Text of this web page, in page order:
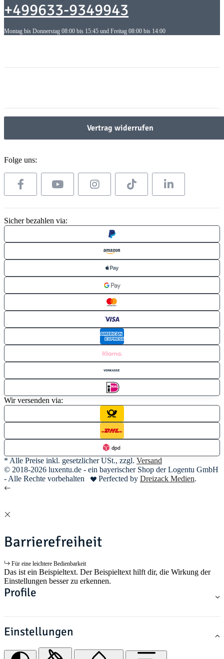
+499633-9349943
Montag bis Donnerstag 08:00 bis 15:45 und Freitag 08:00 bis 14:00
Vertrag widerrufen
Folge uns:
Sicher bezahlen via:
Wir versenden via:
* Alle Preise inkl. gesetzlicher USt., zzgl. Versand
© 2018-2026 luxentu.de - ein bayerischer Shop der Logentu GmbH
- Alle Rechte vorbehalten
Perfected by Dreizack Medien.
Barrierefreiheit
Für eine leichtere Bedienbarkeit
Das ist ein Beispieltext. Der Beispieltext hilft dir, die Wirkung der
Einstellungen besser zu erkennen.
Profile
Einstellungen